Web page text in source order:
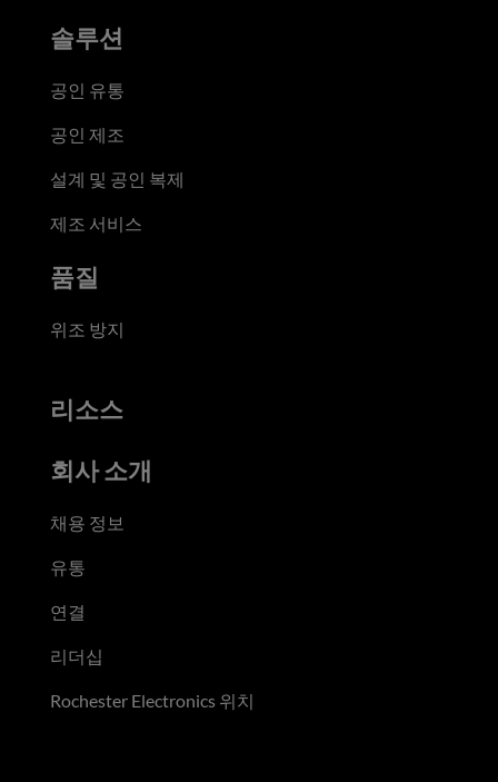
솔루션
공인 유통
공인 제조
설계 및 공인 복제
제조 서비스
품질
위조 방지
리소스
회사 소개
채용 정보
유통
연결
리더십
Rochester Electronics 위치